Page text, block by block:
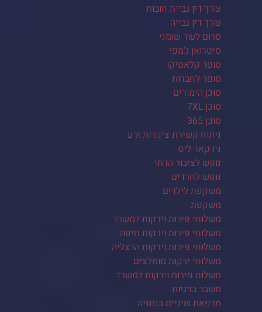
עורך דין גביית חובות
עורך דין גבייה
סרום לעור שומני
סיטרואן ג'מפי
סופר קלאסיקו
סופר לחברות
סוכן הימורים
סוכן 7XL
סוכן 365
ניתוח קשירת צינורות זרע
ניו קאר ליס
נופש לציבור הדתי
נופש לחרדים
משקפת לילדים
משקפת
משלוחי פירות וירקות למשרד
משלוחי פירות וירקות חיפה
משלוחי פירות וירקות הרצליה
משלוחי ירקות מומלצים
משלוח פירות וירקות למשרד
משבר בזוגיות
מרפאת שיניים בנתניה